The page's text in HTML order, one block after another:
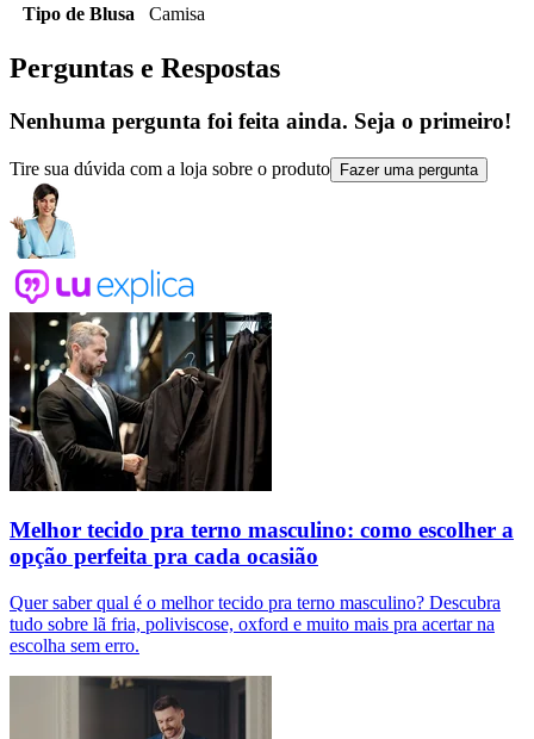
Tipo de Blusa
Camisa
Perguntas e Respostas
Nenhuma pergunta foi feita ainda. Seja o primeiro!
Tire sua dúvida com a loja sobre o produto Fazer uma pergunta
Melhor tecido pra terno masculino: como escolher a
opção perfeita pra cada ocasião
Quer saber qual é o melhor tecido pra terno masculino? Descubra
tudo sobre lã fria, poliviscose, oxford e muito mais pra acertar na
escolha sem erro.